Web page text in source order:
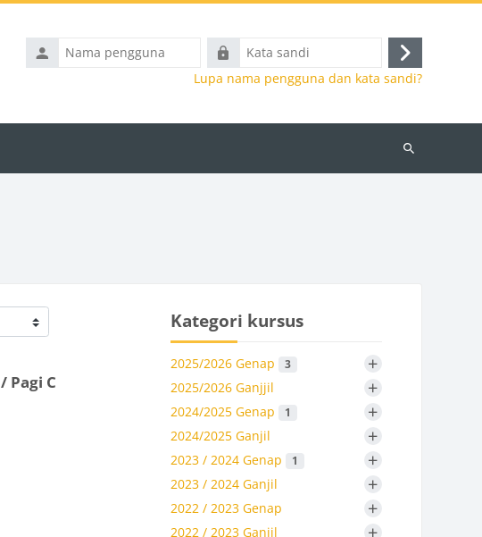
Nama
pengguna
Kata
sandi
Masuk
Lupa nama pengguna dan kata sandi?
Cari
Pagi C
Kategori kursus
2025/2026 Genap 3 +
2025/2026 Ganjjil +
2024/2025 Genap 1 +
2024/2025 Ganjil +
2023 / 2024 Genap 1 +
2023 / 2024 Ganjil +
2022 / 2023 Genap +
2022 / 2023 Ganjil